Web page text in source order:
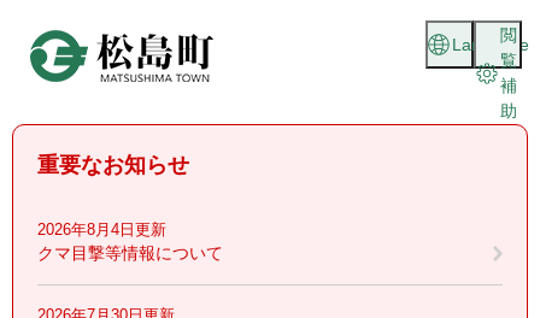
頭
閲
覧
補
助
Language
重要なお知らせ
2026年8月4日更新
クマ目撃等情報について